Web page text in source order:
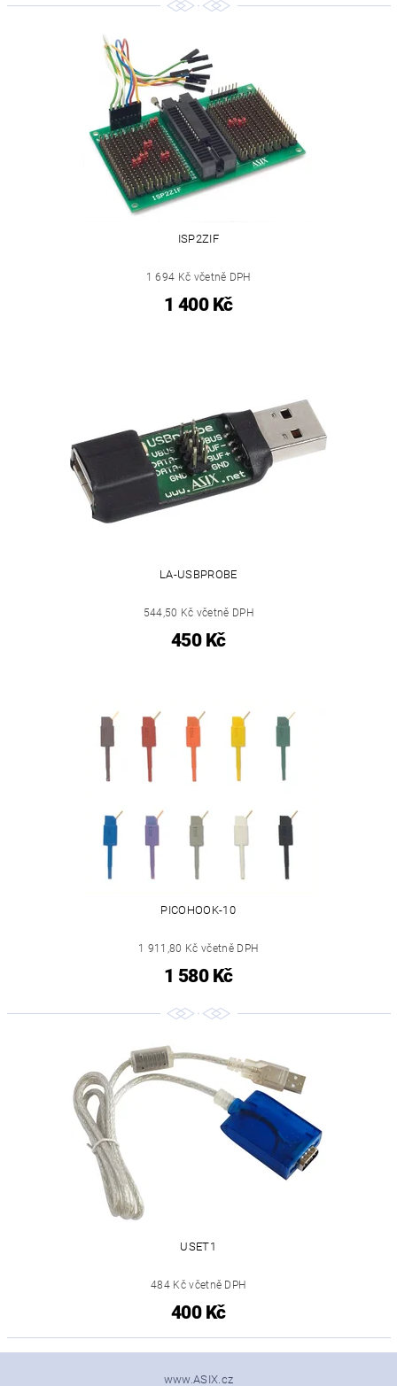
ISP2ZIF
1 694 Kč včetně DPH
1 400 Kč
LA-USBPROBE
544,50 Kč včetně DPH
450 Kč
PICOHOOK-10
1 911,80 Kč včetně DPH
1 580 Kč
USET1
484 Kč včetně DPH
400 Kč
www.ASIX.cz